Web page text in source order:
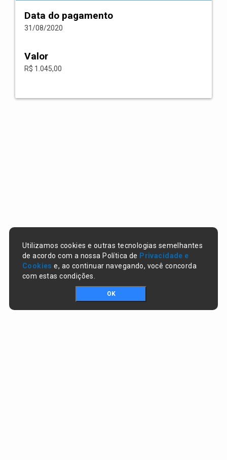
Data do pagamento
31/08/2020
Valor
R$ 1.045,00
Utilizamos cookies e outras tecnologias semelhantes
de acordo com a nossa Política de Privacidade e
Cookies e, ao continuar navegando, você concorda
com estas condições.
OK